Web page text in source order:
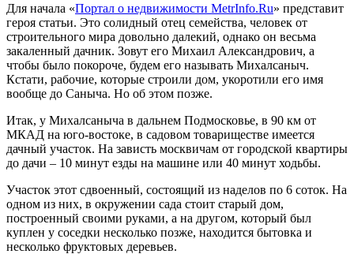
Для начала «Портал о недвижимости MetrInfo.Ru» представит
героя статьи. Это солидный отец семейства, человек от
строительного мира довольно далекий, однако он весьма
закаленный дачник. Зовут его Михаил Александрович, а
чтобы было покороче, будем его называть Михалсаныч.
Кстати, рабочие, которые строили дом, укоротили его имя
вообще до Саныча. Но об этом позже.
Итак, у Михалсаныча в дальнем Подмосковье, в 90 км от
МКАД на юго-востоке, в садовом товариществе имеется
дачный участок. На зависть москвичам от городской квартиры
до дачи – 10 минут езды на машине или 40 минут ходьбы.
Участок этот сдвоенный, состоящий из наделов по 6 соток. На
одном из них, в окружении сада стоит старый дом,
построенный своими руками, а на другом, который был
куплен у соседки несколько позже, находится бытовка и
несколько фруктовых деревьев.